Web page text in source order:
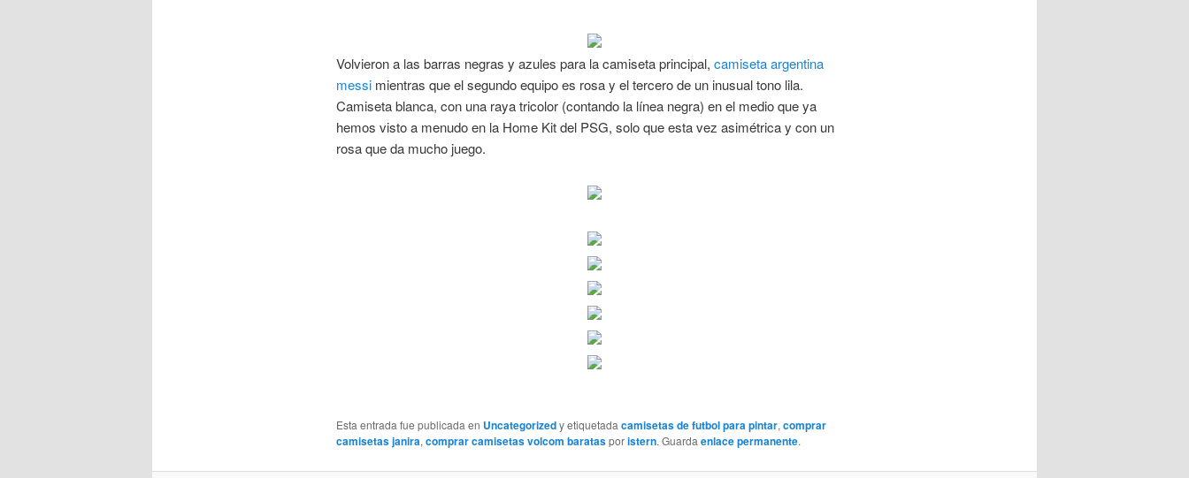
Volvieron a las barras negras y azules para la camiseta principal, camiseta argentina
messimientras que el segundo equipo es rosa y el tercero de un inusual tono lila.
Camiseta blanca, con una raya tricolor (contando la línea negra) en el medio que ya
hemos visto a menudo en la Home Kit del PSG, solo que esta vez asimétrica y con un
rosa que da mucho juego.
Esta entrada fue publicada en Uncategorizedy etiquetadacamisetas de futbol para pintar,comprar
camisetas janira,comprar camisetas volcom baratasporistern. Guardaenlace permanente.